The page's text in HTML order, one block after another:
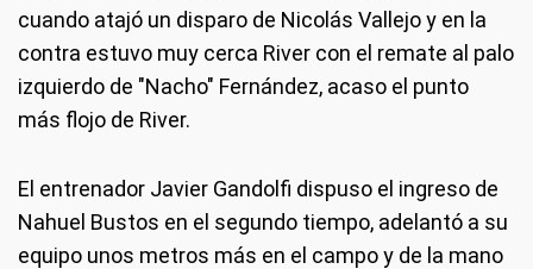
cuando atajó un disparo de Nicolás Vallejo y en la
contra estuvo muy cerca River con el remate al palo
izquierdo de "Nacho" Fernández, acaso el punto
más flojo de River.
El entrenador Javier Gandolfi dispuso el ingreso de
Nahuel Bustos en el segundo tiempo, adelantó a su
equipo unos metros más en el campo y de la mano